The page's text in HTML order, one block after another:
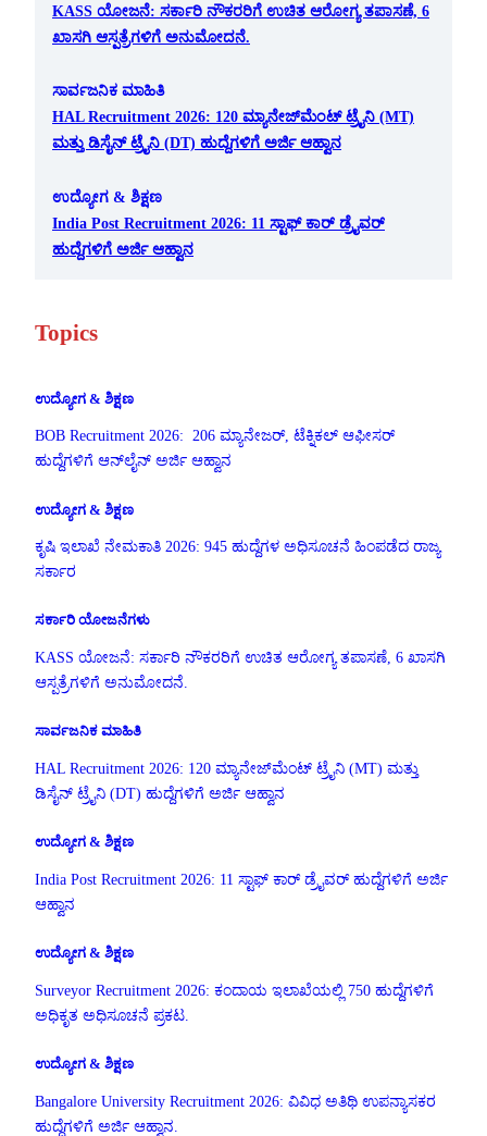
KASS ಯೋಜನೆ: ಸರ್ಕಾರಿ ನೌಕರರಿಗೆ ಉಚಿತ ಆರೋಗ್ಯ ತಪಾಸಣೆ, 6
ಖಾಸಗಿ ಆಸ್ಪತ್ರೆಗಳಿಗೆ ಅನುಮೋದನೆ.
ಸಾರ್ವಜನಿಕ ಮಾಹಿತಿ
HAL Recruitment 2026: 120 ಮ್ಯಾನೇಜ್‌ಮೆಂಟ್ ಟ್ರೈನಿ (MT)
ಮತ್ತು ಡಿಸೈನ್ ಟ್ರೈನಿ (DT) ಹುದ್ದೆಗಳಿಗೆ ಅರ್ಜಿ ಆಹ್ವಾನ
ಉದ್ಯೋಗ & ಶಿಕ್ಷಣ
India Post Recruitment 2026: 11 ಸ್ಟಾಫ್ ಕಾರ್ ಡ್ರೈವರ್
ಹುದ್ದೆಗಳಿಗೆ ಅರ್ಜಿ ಆಹ್ವಾನ
Topics
ಉದ್ಯೋಗ & ಶಿಕ್ಷಣ
BOB Recruitment 2026: 206 ಮ್ಯಾನೇಜರ್, ಟೆಕ್ನಿಕಲ್ ಆಫೀಸರ್
ಹುದ್ದೆಗಳಿಗೆ ಆನ್‌ಲೈನ್ ಅರ್ಜಿ ಆಹ್ವಾನ
ಉದ್ಯೋಗ & ಶಿಕ್ಷಣ
ಕೃಷಿ ಇಲಾಖೆ ನೇಮಕಾತಿ 2026: 945 ಹುದ್ದೆಗಳ ಅಧಿಸೂಚನೆ ಹಿಂಪಡೆದ ರಾಜ್ಯ
ಸರ್ಕಾರ
ಸರ್ಕಾರಿ ಯೋಜನೆಗಳು
KASS ಯೋಜನೆ: ಸರ್ಕಾರಿ ನೌಕರರಿಗೆ ಉಚಿತ ಆರೋಗ್ಯ ತಪಾಸಣೆ, 6 ಖಾಸಗಿ
ಆಸ್ಪತ್ರೆಗಳಿಗೆ ಅನುಮೋದನೆ.
ಸಾರ್ವಜನಿಕ ಮಾಹಿತಿ
HAL Recruitment 2026: 120 ಮ್ಯಾನೇಜ್‌ಮೆಂಟ್ ಟ್ರೈನಿ (MT) ಮತ್ತು
ಡಿಸೈನ್ ಟ್ರೈನಿ (DT) ಹುದ್ದೆಗಳಿಗೆ ಅರ್ಜಿ ಆಹ್ವಾನ
ಉದ್ಯೋಗ & ಶಿಕ್ಷಣ
India Post Recruitment 2026: 11 ಸ್ಟಾಫ್ ಕಾರ್ ಡ್ರೈವರ್ ಹುದ್ದೆಗಳಿಗೆ ಅರ್ಜಿ
ಆಹ್ವಾನ
ಉದ್ಯೋಗ & ಶಿಕ್ಷಣ
Surveyor Recruitment 2026: ಕಂದಾಯ ಇಲಾಖೆಯಲ್ಲಿ 750 ಹುದ್ದೆಗಳಿಗೆ
ಅಧಿಕೃತ ಅಧಿಸೂಚನೆ ಪ್ರಕಟ.
ಉದ್ಯೋಗ & ಶಿಕ್ಷಣ
Bangalore University Recruitment 2026: ವಿವಿಧ ಅತಿಥಿ ಉಪನ್ಯಾಸಕರ
ಹುದ್ದೆಗಳಿಗೆ ಅರ್ಜಿ ಆಹ್ವಾನ.